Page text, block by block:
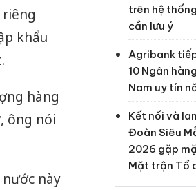
khẩu
hàng
ông nói
này
trên hệ
cần lưu ý
Agribank
10 Ngân
Nam uy tín
Kết nối và
Đoàn Siêu
2026 gặp
Mặt trận Tổ